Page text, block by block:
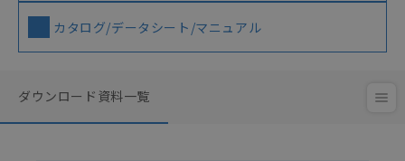
カタログ/データシート/マニュアル
ダウンロード資料一覧